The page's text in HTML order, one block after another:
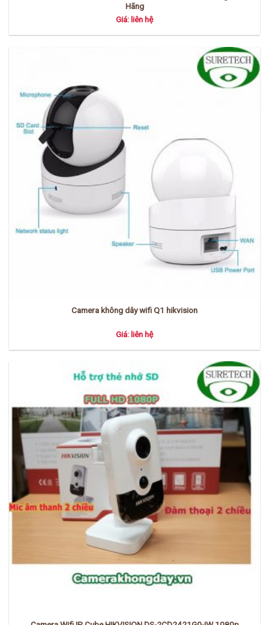
Hãng
Giá: liên hệ
Camera không dây wifi Q1 hikvision
Giá: liên hệ